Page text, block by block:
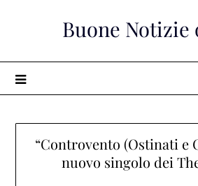
Buone Notizie
“Controvento (Ostinati e
nuovo singolo dei